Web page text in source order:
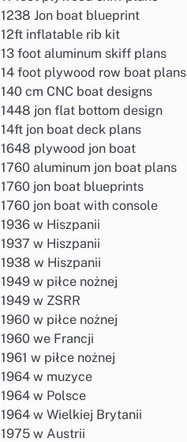
1238 Jon boat blueprint
12ft inflatable rib kit
13 foot aluminum skiff plans
14 foot plywood row boat plans
140 cm CNC boat designs
1448 jon flat bottom design
14ft jon boat deck plans
1648 plywood jon boat
1760 aluminum jon boat plans
1760 jon boat blueprints
1760 jon boat with console
1936 w Hiszpanii
1937 w Hiszpanii
1938 w Hiszpanii
1949 w piłce nożnej
1949 w ZSRR
1960 w piłce nożnej
1960 we Francji
1961 w piłce nożnej
1964 w muzyce
1964 w Polsce
1964 w Wielkiej Brytanii
1975 w Austrii